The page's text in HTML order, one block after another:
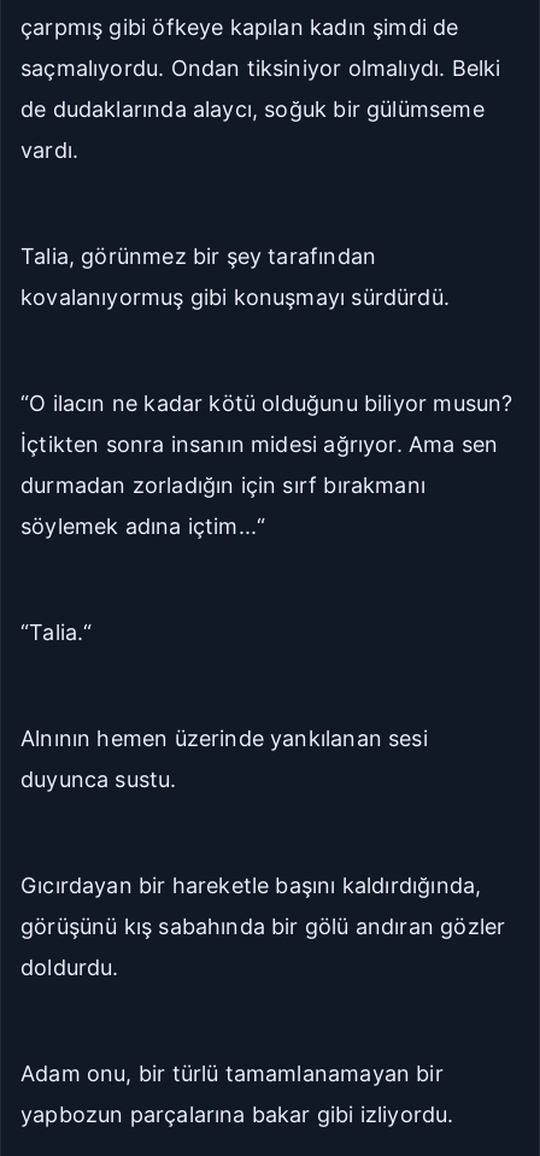
çarpmış gibi öfkeye kapılan kadın şimdi de
saçmalıyordu. Ondan tiksiniyor olmalıydı. Belki
de dudaklarında alaycı, soğuk bir gülümseme
vardı.
Talia, görünmez bir şey tarafından
kovalanıyormuş gibi konuşmayı sürdürdü.
“O ilacın ne kadar kötü olduğunu biliyor musun?
İçtikten sonra insanın midesi ağrıyor. Ama sen
durmadan zorladığın için sırf bırakmanı
söylemek adına içtim...“
“Talia.“
Alnının hemen üzerinde yankılanan sesi
duyunca sustu.
Gıcırdayan bir hareketle başını kaldırdığında,
görüşünü kış sabahında bir gölü andıran gözler
doldurdu.
Adam onu, bir türlü tamamlanamayan bir
yapbozun parçalarına bakar gibi izliyordu.